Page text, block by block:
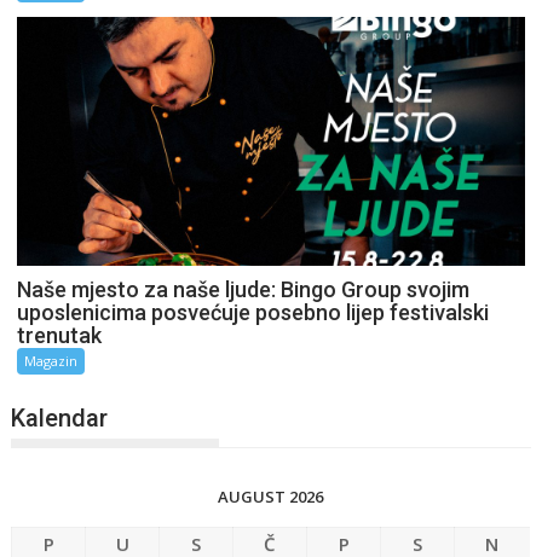
Naše mjesto za naše ljude: Bingo Group svojim
uposlenicima posvećuje posebno lijep festivalski
trenutak
Magazin
Kalendar
AUGUST 2026
P U S Č P S
N